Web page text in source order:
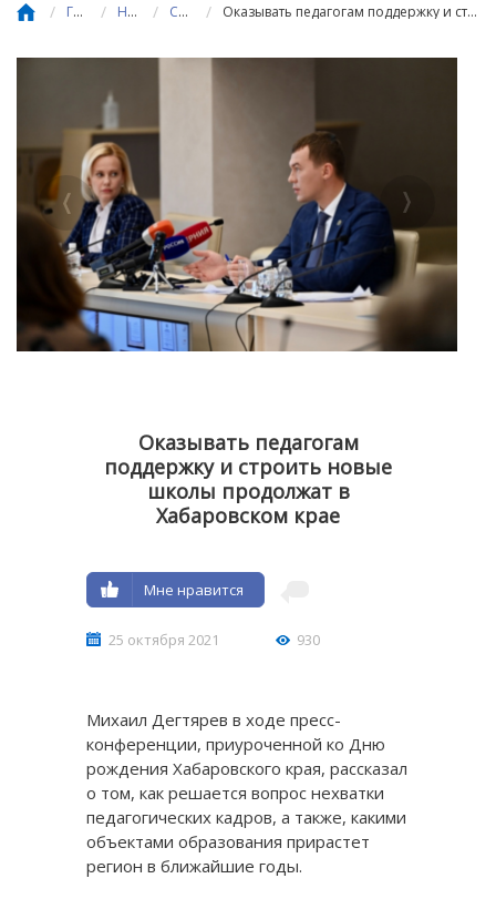
/ Главная / Новости / События / Оказывать педагогам поддержку и строить новые школы продолжат в Хабаровском крае
Оказывать педагогам
поддержку и строить новые
школы продолжат в
Хабаровском крае
Мне нравится
25 октября 2021 930
Михаил Дегтярев в ходе пресс-
конференции, приуроченной ко Дню
рождения Хабаровского края, рассказал
о том, как решается вопрос нехватки
педагогических кадров, а также, какими
объектами образования прирастет
регион в ближайшие годы.